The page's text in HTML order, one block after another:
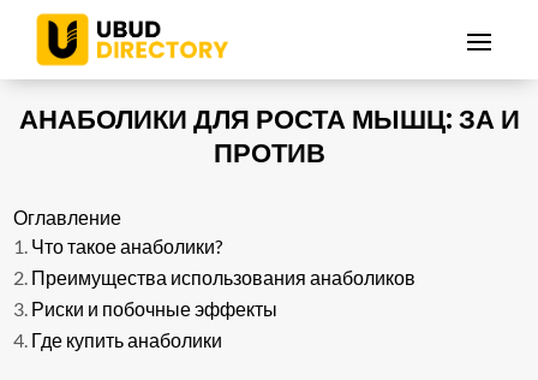
АНАБОЛИКИ ДЛЯ РОСТА МЫШЦ: ЗА И
ПРОТИВ
Оглавление
Что такое анаболики?
Преимущества использования анаболиков
Риски и побочные эффекты
Где купить анаболики